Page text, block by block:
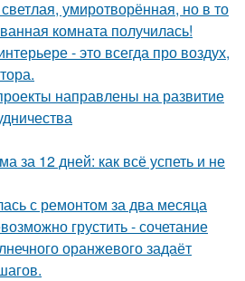
умиротворённая, но в то
комната получилась!
- это всегда про воздух,
направлены на развитие
за 12 дней: как всё успеть и не
с ремонтом за два месяца
грустить - сочетание
оранжевого задаёт